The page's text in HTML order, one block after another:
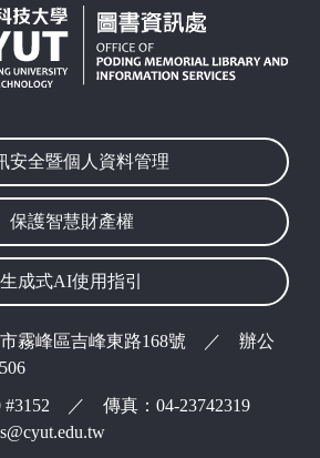
波錠映像
安全暨個人資料管理
保護智慧財產權
生成式AI使用指引
市霧峰區吉峰東路168號 ／ 辦公
#3152 ／ 傳真：04-23742319